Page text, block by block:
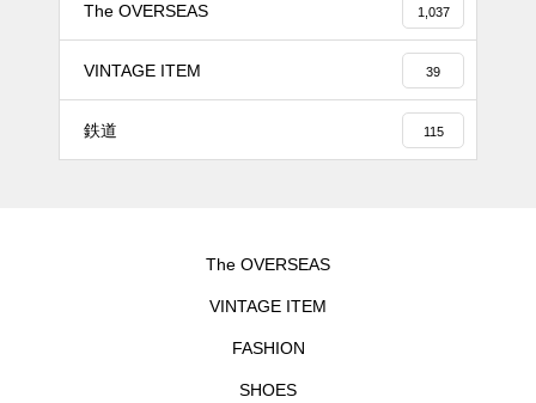
The OVERSEAS 1,037
VINTAGE ITEM 39
鉄道 115
The OVERSEAS
VINTAGE ITEM
FASHION
SHOES